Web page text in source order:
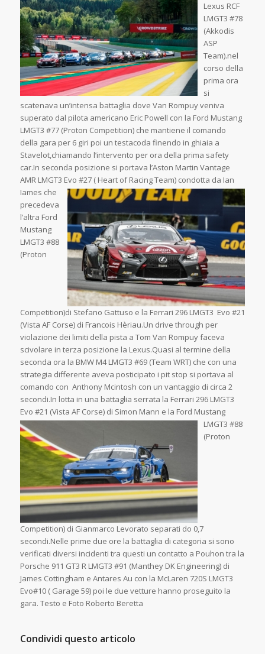
Lexus RCF
LMGT3 #78
(Akkodis
ASP
Team).nel
corso della
prima ora
si
scatenava un’intensa battaglia dove Van Rompuy veniva
superato dal pilota americano Eric Powell con la Ford Mustang
LMGT3 #77 (Proton Competition) che mantiene il comando
della gara per 6 giri poi un testacoda finendo in ghiaia a
Stavelot,chiamando l’intervento per ora della prima safety
car.In seconda posizione si portava l’Aston Martin Vantage
AMR LMGT3 Evo #27 (Heart of Racing Team) condotta da Ian
Iames che
precedeva
l’altra Ford
Mustang
LMGT3 #88
(Proton
Competition)di Stefano Gattuso e la Ferrari 296 LMGT3 Evo #21
(Vista AF Corse) di Francois Hèriau.Un drive through per
violazione dei limiti della pista a Tom Van Rompuy faceva
scivolare in terza posizione la Lexus.Quasi al termine della
seconda ora la BMW M4 LMGT3 #69 (Team WRT) che con una
strategia differente aveva posticipato i pit stop si portava al
comando con Anthony Mcintosh con un vantaggio di circa 2
secondi.In lotta in una battaglia serrata la Ferrari 296 LMGT3
Evo #21 (Vista AF Corse) di Simon Mann e la Ford Mustang
LMGT3 #88
(Proton
Competition) di Gianmarco Levorato separati do 0,7
secondi.Nelle prime due ore la battaglia di categoria si sono
verificati diversi incidenti tra questi un contatto a Pouhon tra la
Porsche 911 GT3 R LMGT3 #91 (Manthey DK Engineering) di
James Cottingham e Antares Au con la McLaren 720S LMGT3
Evo#10 ( Garage 59) poi le due vetture hanno proseguito la
gara. Testo e Foto Roberto Beretta
Condividi questo articolo